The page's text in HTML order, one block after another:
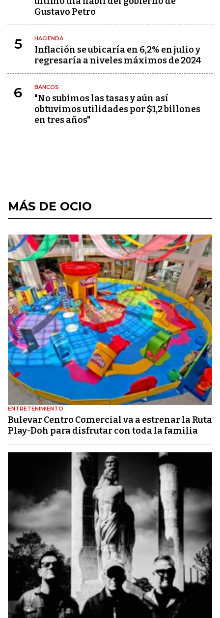
Gustavo Petro
5 HACIENDA
Inflación se ubicaría en 6,2% en julio y
regresaría a niveles máximos de 2024
6 BANCOS
"No subimos las tasas y aún así
obtuvimos utilidades por $1,2 billones
en tres años"
MÁS DE OCIO
ENTRETENIMIENTO
Bulevar Centro Comercial va a estrenar la Ruta
Play-Doh para disfrutar con toda la familia